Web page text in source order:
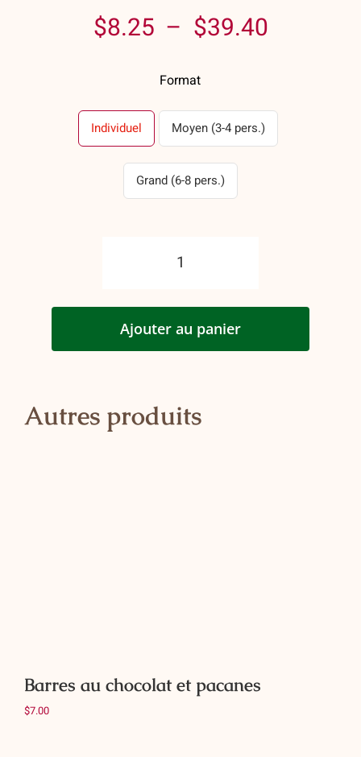
$8.25 – $39.40Plage
Format
Individuel Moyen (3-4 pers.)
Grand (6-8 pers.)
quantité
de
Boulettes
de
à
Ajouter au panier
Autres produits
Barres au chocolat et pacanes
$7.00